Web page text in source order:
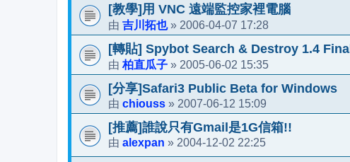
[教學]用 VNC 遠端監控家裡電腦
由 吉川拓也» 2006-04-07 17:28
[轉貼] Spybot Search & Destroy 1.4 Final
由柏直瓜子 » 2005-06-02 15:35
[分享]Safari3 Public Beta for Windows
由 chiouss » 2007-06-12 15:09
[推薦]誰說只有Gmail是1G信箱!!
由 alexpan » 2004-12-02 22:25